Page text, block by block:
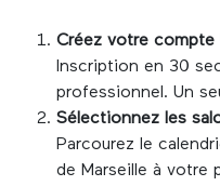
Créez votre compte
Inscription en 30
professionnel. Un
Sélectionnez les
Parcourez le
de Marseille à votre